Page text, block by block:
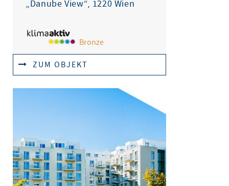
„Danube View“, 1220 Wien
Bronze
ZUM OBJEKT